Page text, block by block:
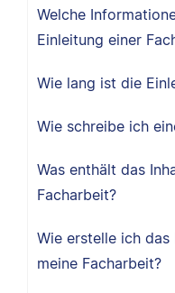
Welche
Einleitung einer
Wie lang ist die
Wie schreibe ich
Was enthält das
Facharbeit?
Wie erstelle ich
meine Facharbeit?